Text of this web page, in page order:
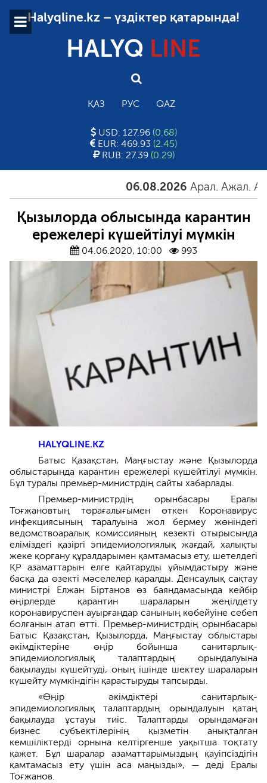
Halyqline.kz – үздіктер қатарында!
HALYQ LINE
ҚАЗ РУС QAZ
USD: 127.96 (0.68)
EUR: 469.93 (2.45)
RUB: 27.39 (0.29)
06.08.2026 Арал. Ажал. Айғақ
Қызылорда облысында карантин
ережелері күшейтілуі мүмкін
04.06.2020, 10:00 993
HALYQLINE.KZ
Батыс Қазақстан, Маңғыстау және Қызылорда
облыстарында карантин ережелері күшейтілуі мүмкін.
Бұл туралы премьер-министрдің сайты хабарлады.
Премьер-министрдің орынбасары Ералы
Тоғжановтың төрағалығымен өткен Коронавирус
инфекциясының таралуына жол бермеу жөніндегі
ведомствоаралық комиссияның кезекті отырысында
еліміздегі қазіргі эпидемиологиялық жағдай, халықты
жеке қорғану құралдарымен қамтамасыз ету, шетелдегі
ҚР азаматтарын елге қайтаруды ұйымдастыру және
басқа да өзекті мәселелер қаралды. Денсаулық сақтау
министрі Елжан Біртанов өз баяндамасында кейбір
өңірлерде қарантин шараларын жеңілдету
коронавируспен ауырғандар санының көбейуіне себеп
болғанын атап өтті. Премьер-министрдің орынбасары
Батыс Қазақстан, Қызылорда, Маңғыстау облыстары
әкімдіктеріне өңір бойынша санитарлық-
эпидемиологиялық талаптардың орындалуына
бақылауды күшейтуді, оның ішінде шектеу шараларын
күшейту мүмкіндігін қарастыруды тапсырды.
«Өңір әкімдіктері санитарлық-
эпидемиологиялық талаптардың орындалуын қатаң
бақылауда ұстауы тиіс. Талаптарды орындамаған
бизнес субъектілерінің қызметін анықталған
кемшіліктерді орнына келтіргенше уақытша тоқтату
қажет. Бұл шаралар азаматтарымыздың қауіпсіздігін
қамтамасыз ету үшін аса маңызды», — деді Ералы
Тоғжанов.